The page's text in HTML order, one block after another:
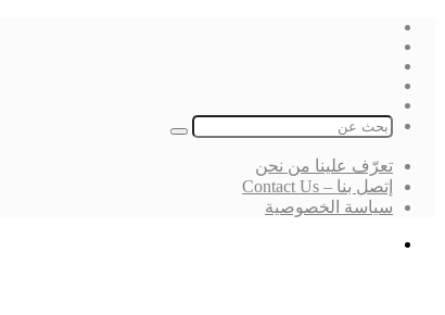
بحث
تعرّف علينا من نحن
إتصل بنا – Contact Us
سياسة الخصوصية